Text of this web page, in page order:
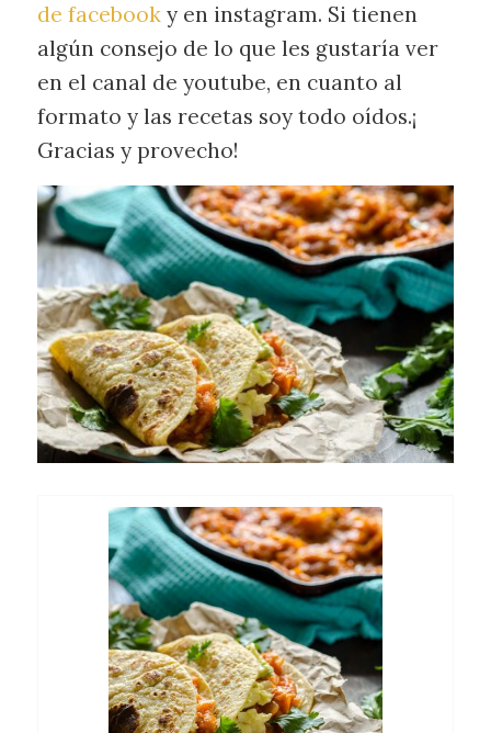
de facebooky en instagram. Si tienen
algún consejo de lo que les gustaría ver
en el canal de youtube, en cuanto al
formato y las recetas soy todo oídos.¡
Gracias y provecho!